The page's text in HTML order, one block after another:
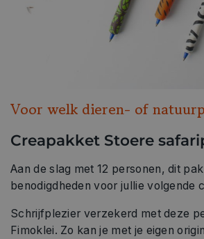
Voor welk dieren- of
Creapakket Stoere
Aan de slag met 12 personen, dit
benodigdheden voor jullie volgende
Schrijfplezier verzekerd met deze
Fimoklei. Zo kan je met je eigen